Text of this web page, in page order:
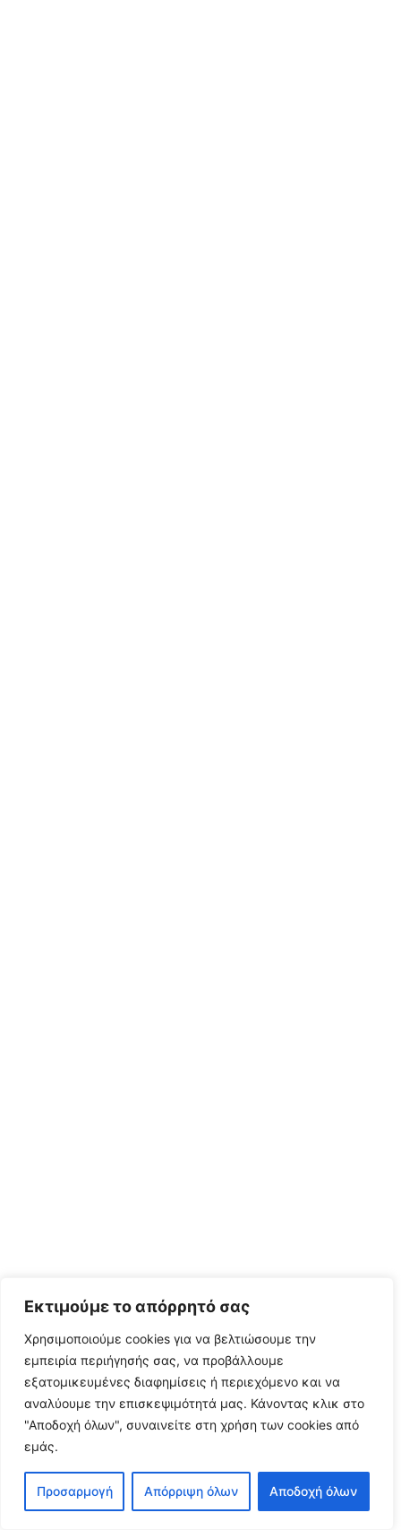
Εκτιμούμε το απόρρητό σας
Χρησιμοποιούμε cookies για να βελτιώσουμε την
εμπειρία περιήγησής σας, να προβάλλουμε
εξατομικευμένες διαφημίσεις ή περιεχόμενο και να
αναλύουμε την επισκεψιμότητά μας. Κάνοντας κλικ στο
"Αποδοχή όλων", συναινείτε στη χρήση των cookies από
εμάς.
Προσαρμογή Απόρριψη όλων Αποδοχή όλων